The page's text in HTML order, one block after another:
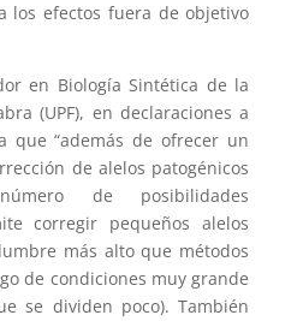
los efectos fuera de objetivo
en Biología Sintética de la
(UPF), en declaraciones a
que “además de ofrecer un
de alelos patogénicos
de posibilidades
corregir pequeños alelos
más alto que métodos
de condiciones muy grande
se dividen poco). También